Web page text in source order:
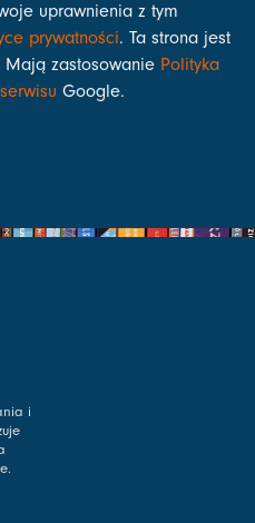
uprawnienia z tym
prywatności. Ta strona jest
Mają zastosowanie Polityka
Google.
i